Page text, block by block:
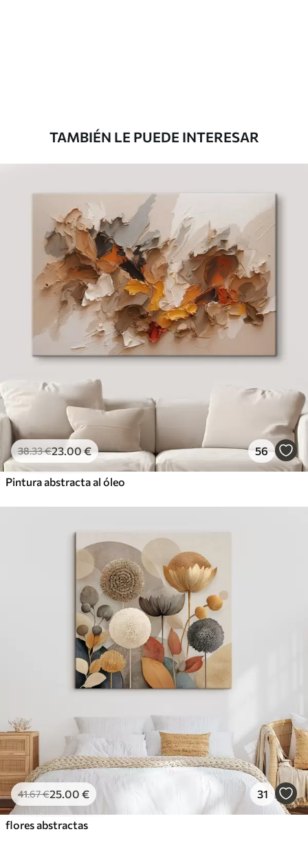
TAMBIÉN LE PUEDE INTERESAR
38.33€23.00€ 56
Pintura abstracta al óleo
41.67€25.00 € 31
flores abstractas